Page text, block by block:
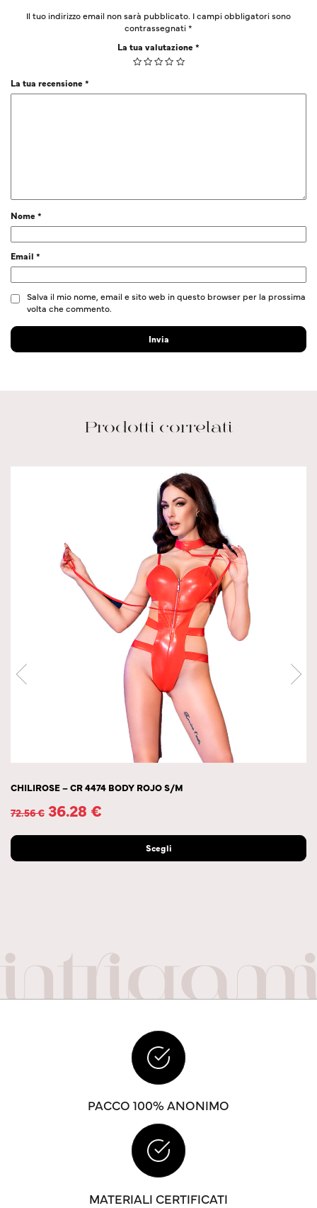
Il tuo indirizzo email non sarà pubblicato. I campi obbligatori sono
contrassegnati*
La tua valutazione*
La tua recensione*
Nome*
Email *
Salva il mio nome, email e sito web in questo browser per la prossima
volta che commento.
Prodotti correlati
CHILIROSE – CR 4474 BODY ROJO S/M
72.56€ 36.28 €
Scegli
PACCO 100% ANONIMO
MATERIALI CERTIFICATI